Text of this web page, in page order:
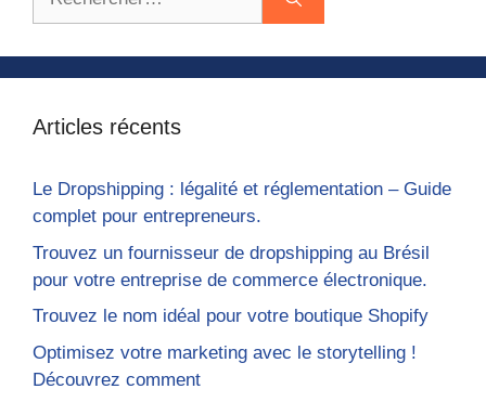
Articles récents
Le Dropshipping : légalité et réglementation – Guide
complet pour entrepreneurs.
Trouvez un fournisseur de dropshipping au Brésil
pour votre entreprise de commerce électronique.
Trouvez le nom idéal pour votre boutique Shopify
Optimisez votre marketing avec le storytelling !
Découvrez comment